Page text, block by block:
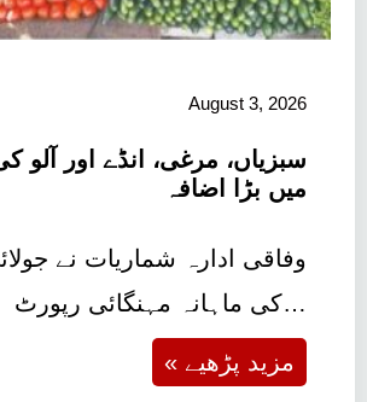
August 3, 2026
سبزیاں، مرغی، انڈے اور آلو
میں بڑا اضافہ
کی ماہانہ مہنگائی رپورٹ…
« مزید پڑھیے